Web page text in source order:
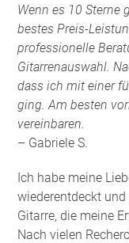
Wenn es 10 Sterne
bestes Preis-
professionelle
Gitarrenauswahl.
dass ich mit einer
ging. Am besten
vereinbaren.
– Gabriele S.
Ich habe meine
wiederentdeckt
Gitarre, die meine
Nach vielen